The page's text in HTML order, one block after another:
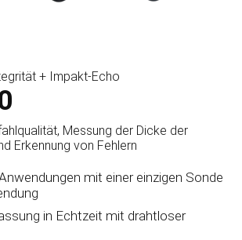
+ Impakt-Echo
Messung der Dicke der
Erkennung von Fehlern
mit einer einzigen Sonde
in Echtzeit mit drahtloser